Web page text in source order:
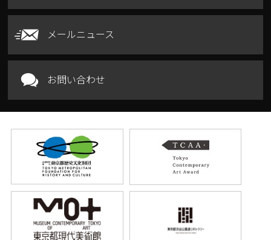
メールニュース
お問い合わせ